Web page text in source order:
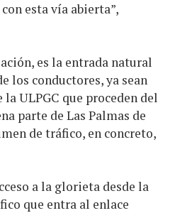
esta vía abierta”,
es la entrada natural
los conductores, ya sean
ULPGC que proceden del
parte de Las Palmas de
de tráfico, en concreto,
a la glorieta desde la
que entra al enlace